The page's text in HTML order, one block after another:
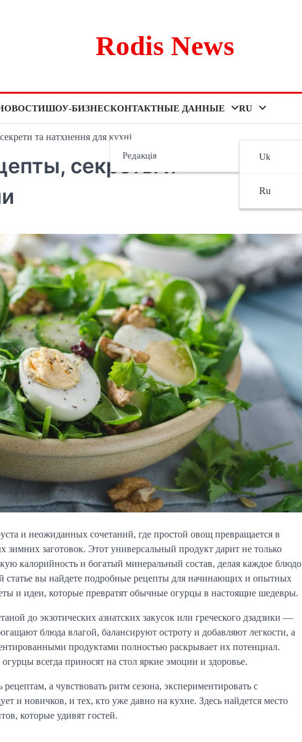
Rodis News
ШОУ-БИЗНЕСКОНТАКТНЫЕ ДАННЫЕ
Редакція
RU
Uk
Ru
та натхнення для кухні
секреты и
и неожиданных сочетаний, где простой овощ превращается в
зимних заготовок. Этот универсальный продукт дарит не только
калорийность и богатый минеральный состав, делая каждое блюдо
вы найдете подробные рецепты для начинающих и опытных
и идеи, которые превратят обычные огурцы в настоящие шедевры.
до экзотических азиатских закусок или греческого дзадзики —
блюда влагой, балансируют остроту и добавляют легкости, а
продуктами полностью раскрывает их потенциал.
всегда приносят на стол яркие эмоции и здоровье.
а чувствовать ритм сезона, экспериментировать с
и новичков, и тех, кто уже давно на кухне. Здесь найдется место
которые удивят гостей.